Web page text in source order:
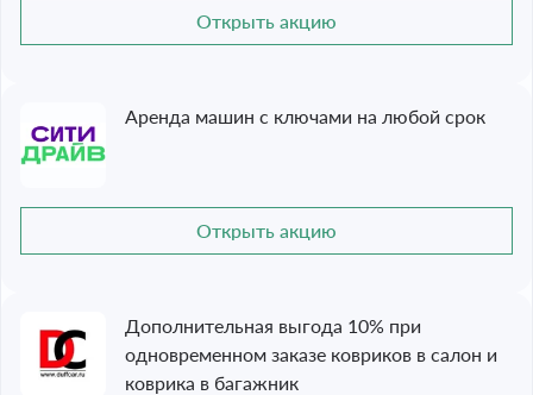
Открыть акцию
Аренда машин с ключами на любой срок
Открыть акцию
Дополнительная выгода 10% при
одновременном заказе ковриков в салон и
коврика в багажник